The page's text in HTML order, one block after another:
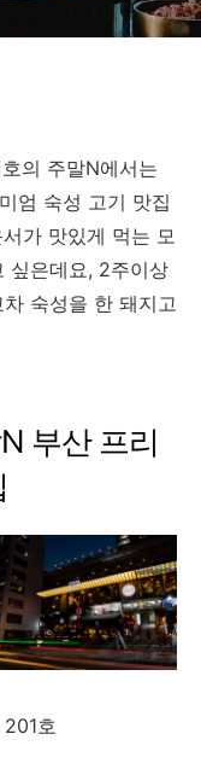
의 주말N에서는
엄 숙성 고기 맛집
가 맛있게 먹는 모
싶은데요, 2주이상
숙성을 한 돼지고
부산 프리
호